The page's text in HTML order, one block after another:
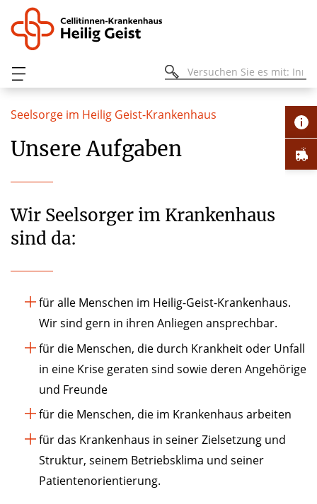
Seelsorge im Heilig Geist-Krankenhaus
Unsere Aufgaben
Wir Seelsorger im Krankenhaus
sind da:
für alle Menschen im Heilig-Geist-Krankenhaus.
Wir sind gern in ihren Anliegen ansprechbar.
für die Menschen, die durch Krankheit oder Unfall
in eine Krise geraten sind sowie deren Angehörige
und Freunde
für die Menschen, die im Krankenhaus arbeiten
für das Krankenhaus in seiner Zielsetzung und
Struktur, seinem Betriebsklima und seiner
Patientenorientierung.